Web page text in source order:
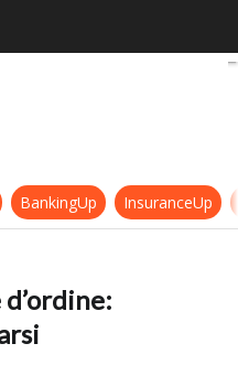
nuove parole d’ordine:
BankingUp InsuranceUp